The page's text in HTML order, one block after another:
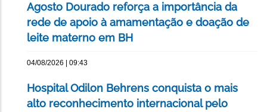
Agosto Dourado reforça a importância da
rede de apoio à amamentação e doação de
leite materno em BH
04/08/2026 | 09:43
Hospital Odilon Behrens conquista o mais
alto reconhecimento internacional pelo